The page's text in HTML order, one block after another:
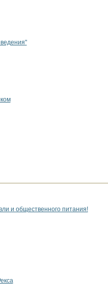
и общественного питания!